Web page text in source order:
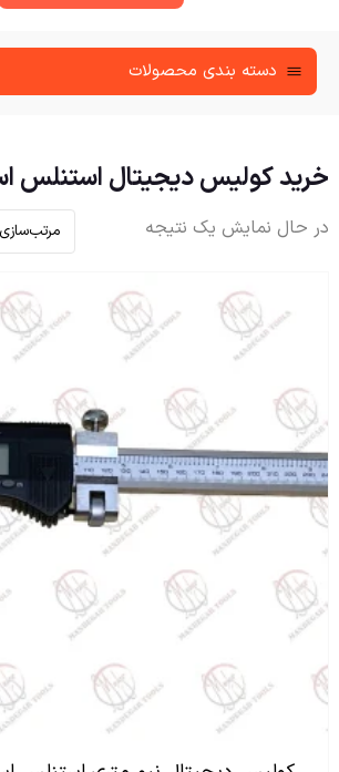
دسته‌ بندی محصولات
خرید کولیس دیجیتال استنلس
در حال نمایش یک نتیجه